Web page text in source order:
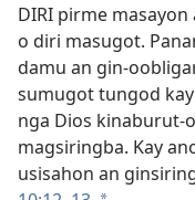
DIRI pirme
o diri masugot.
damu an gin-
sumugot tungod
nga Dios kinaburut-
magsiringba. Kay
usisahon an